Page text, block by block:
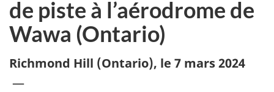
de piste à l’aérodrome de
Wawa (Ontario)
Richmond Hill (Ontario), le 7 mars 2024
—